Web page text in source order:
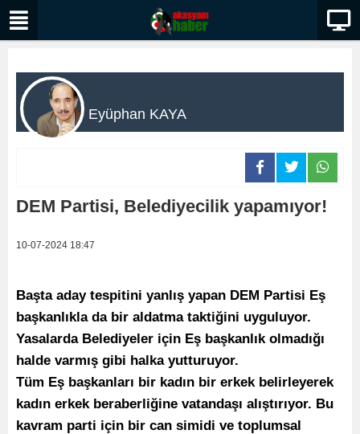
Eyüphan KAYA
DEM Partisi, Belediyecilik yapamıyor!
10-07-2024 18:47
Başta aday tespitini yanlış yapan DEM Partisi Eş
başkanlıkla da bir aldatma taktiğini uyguluyor.
Yasalarda Belediyeler için Eş başkanlık olmadığı
halde varmış gibi halka yutturuyor.
Tüm Eş başkanları bir kadın bir erkek belirleyerek
kadın erkek beraberliğine vatandaşı alıştırıyor. Bu
kavram parti için bir can simidi ve toplumsal